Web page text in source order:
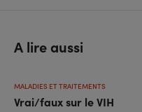
A lire aussi
Vrai/faux sur le VIH
MALADIES ET TRAITEMENTS